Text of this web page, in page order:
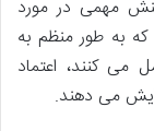
مهمی در مورد
که به طور منظم به
کنند، اعتماد
می دهند.